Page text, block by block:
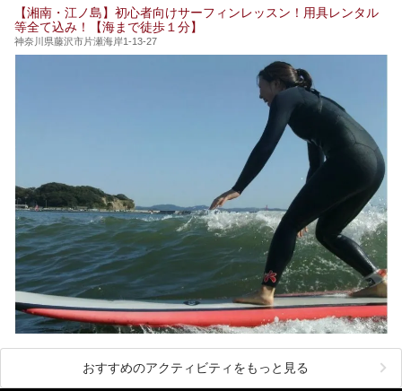
今回は日帰り温泉としての「絶景日帰り温泉 龍宮殿本館
（以下、龍宮殿本館）」と、旅館としての「箱根 芦ノ湖畔
蛸川温泉 龍宮殿（以下、龍宮殿）」の両方の魅力をたっぷ
りお伝えします！
ここは箱根神社、九頭龍神社、白龍神社、箱根元宮と箱根の
4つの神社に囲まれたパワースポットです。
提供元：株式会社西武・プリンスホテルズワールドワイド
この記事は箱根 芦ノ湖畔蛸川温泉 龍宮殿のPR記事です。
【湘南・江ノ島】初心者向けサーフィンレッスン！用具レンタル
等全て込み！【海まで徒歩１分】
神奈川県藤沢市片瀬海岸1-13-27
おすすめのアクティビティをもっと見る